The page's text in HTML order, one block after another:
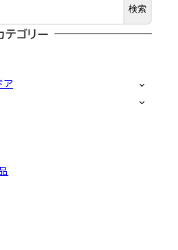
検索
テゴリー
ア